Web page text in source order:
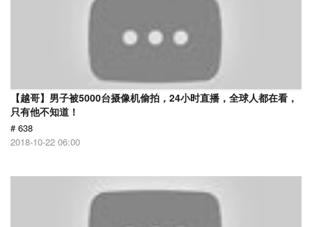
【越哥】男子被5000台摄像机偷拍，24小时直播，全球人都在看，
只有他不知道！
# 638
2018-10-22 06:00